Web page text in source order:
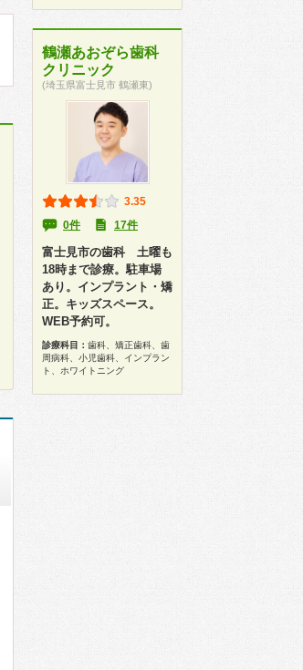
鶴瀬あおぞら歯科
クリニック
(埼玉県富士見市 鶴瀬東)
3.35
0件
17件
富士見市の歯科 土曜も
18時まで診療。駐車場
あり。インプラント・矯
正。キッズスペース。
WEB予約可。
診療科目： 歯科、矯正歯科、歯
周病科、小児歯科、インプラン
ト、ホワイトニング